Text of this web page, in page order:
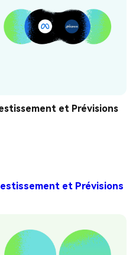
et Prévisions
et Prévisions